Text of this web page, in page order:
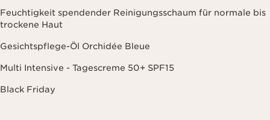
Feuchtigkeit spendender Reinigungsschaum für normale bis
trockene Haut
Gesichtspflege-Öl Orchidée Bleue
Multi Intensive - Tagescreme 50+ SPF15
Black Friday